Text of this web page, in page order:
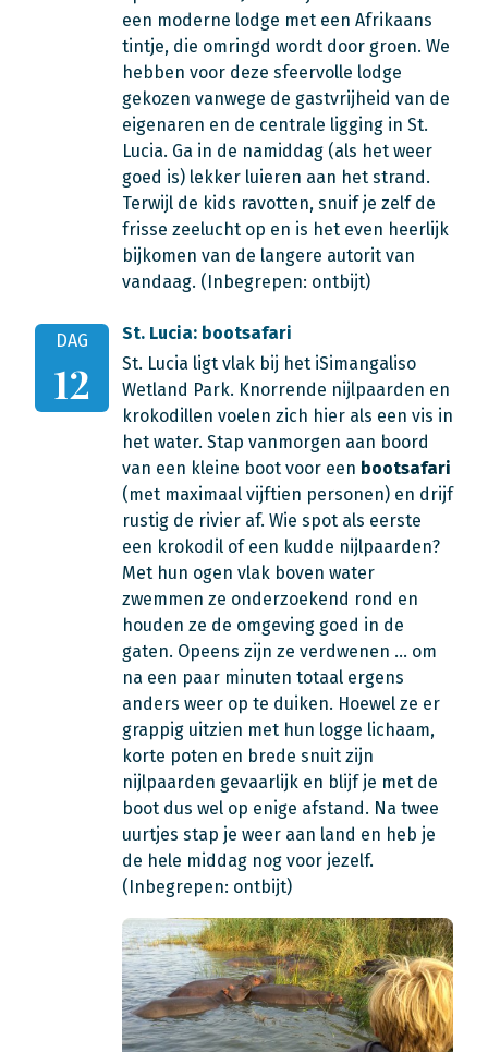
een moderne lodge met een Afrikaans
tintje, die omringd wordt door groen. We
hebben voor deze sfeervolle lodge
gekozen vanwege de gastvrijheid van de
eigenaren en de centrale ligging in St.
Lucia. Ga in de namiddag (als het weer
goed is) lekker luieren aan het strand.
Terwijl de kids ravotten, snuif je zelf de
frisse zeelucht op en is het even heerlijk
bijkomen van de langere autorit van
vandaag. (Inbegrepen: ontbijt)
DAG
12
St. Lucia: bootsafari
St. Lucia ligt vlak bij het iSimangaliso
Wetland Park. Knorrende nijlpaarden en
krokodillen voelen zich hier als een vis in
het water. Stap vanmorgen aan boord
van een kleine boot voor een bootsafari
(met maximaal vijftien personen) en drijf
rustig de rivier af. Wie spot als eerste
een krokodil of een kudde nijlpaarden?
Met hun ogen vlak boven water
zwemmen ze onderzoekend rond en
houden ze de omgeving goed in de
gaten. Opeens zijn ze verdwenen … om
na een paar minuten totaal ergens
anders weer op te duiken. Hoewel ze er
grappig uitzien met hun logge lichaam,
korte poten en brede snuit zijn
nijlpaarden gevaarlijk en blijf je met de
boot dus wel op enige afstand. Na twee
uurtjes stap je weer aan land en heb je
de hele middag nog voor jezelf.
(Inbegrepen: ontbijt)